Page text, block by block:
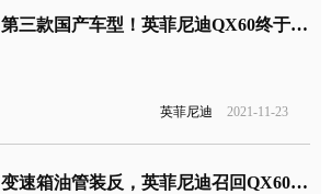
第三款国产车型！英菲尼迪QX60终于抛弃CVT变速箱
英菲尼迪 2021-11-23
变速箱油管装反，英菲尼迪召回QX60汽车